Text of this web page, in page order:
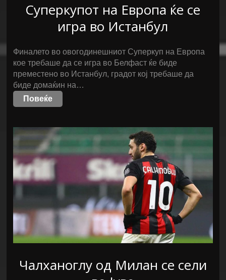
Суперкупот на Европа ќе се
игра во Истанбул
Финалето во овогодинешниот Суперкуп на Европа
кое требаше да се игра во Белфаст ќе биде
преместено во Истанбул, градот кој требаше да
биде домаќин на…
Повеќе
Чалханоглу од Милан се сели